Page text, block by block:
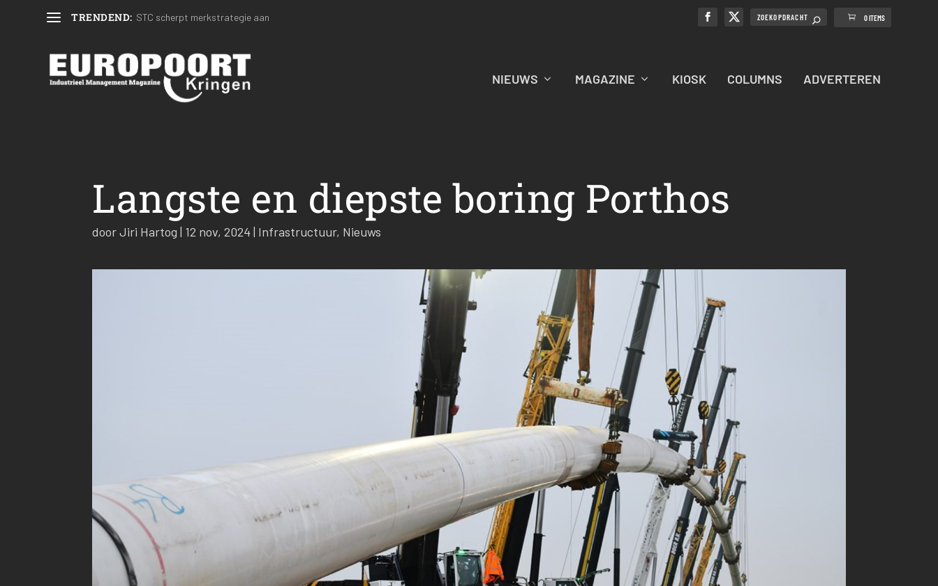
TRENDEND: STC scherpt merkstrategie aan 0 ITEMS
NIEUWS MAGAZINE KIOSK COLUMNS ADVERTEREN
Langste en diepste boring Porthos
doorJiri Hartog | 12 nov, 2024| Infrastructuur, Nieuws